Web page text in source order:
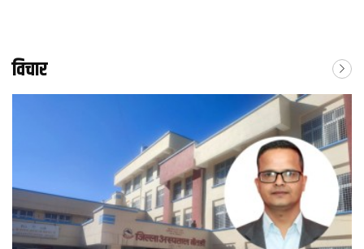
विचार